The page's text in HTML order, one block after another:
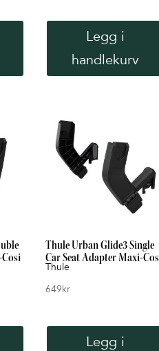
Legg i
handlekurv
Thule Urban Glide3 Single
Car Seat Adapter Maxi-
Thule
649kr
Legg i